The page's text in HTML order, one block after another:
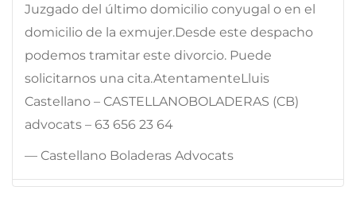
Juzgado del último domicilio conyugal o en el
domicilio de la exmujer.Desde este despacho
podemos tramitar este divorcio. Puede
solicitarnos una cita.AtentamenteLluis
Castellano – CASTELLANOBOLADERAS (CB)
advocats – 63 656 23 64
— Castellano Boladeras Advocats